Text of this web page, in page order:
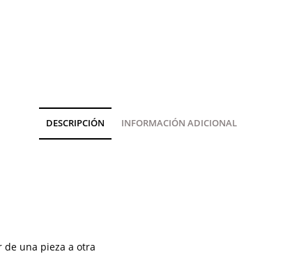
DESCRIPCIÓN INFORMACIÓN ADICIONAL
de una pieza a otra